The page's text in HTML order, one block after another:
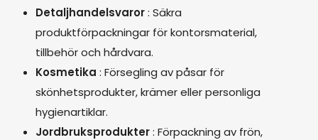
Detaljhandelsvaror: Säkra
produktförpackningar för kontorsmaterial,
tillbehör och hårdvara.
Kosmetika : Försegling av påsar för
skönhetsprodukter, krämer eller personliga
hygienartiklar.
Jordbruksprodukter: Förpackning av frön,